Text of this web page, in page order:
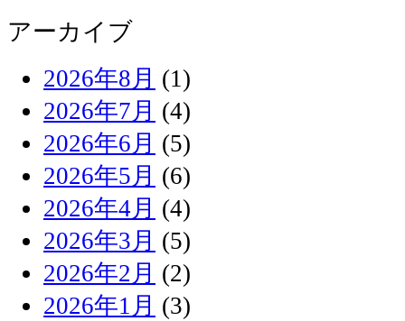
アーカイブ
2026年8月 (1)
2026年7月 (4)
2026年6月 (5)
2026年5月 (6)
2026年4月 (4)
2026年3月 (5)
2026年2月 (2)
2026年1月 (3)